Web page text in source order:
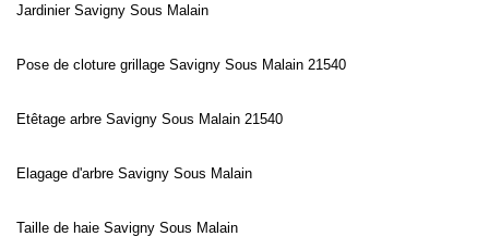
Jardinier Savigny Sous Malain
Pose de cloture grillage Savigny Sous Malain 21540
Etêtage arbre Savigny Sous Malain 21540
Elagage d'arbre Savigny Sous Malain
Taille de haie Savigny Sous Malain